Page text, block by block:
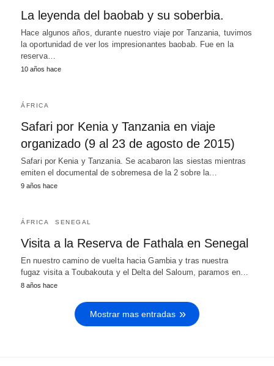
La leyenda del baobab y su soberbia.
Hace algunos años, durante nuestro viaje por Tanzania, tuvimos
la oportunidad de ver los impresionantes baobab. Fue en la
reserva…
10 años hace
ÁFRICA
Safari por Kenia y Tanzania en viaje
organizado (9 al 23 de agosto de 2015)
Safari por Kenia y Tanzania. Se acabaron las siestas mientras
emiten el documental de sobremesa de la 2 sobre la…
9 años hace
ÁFRICA SENEGAL
Visita a la Reserva de Fathala en Senegal
En nuestro camino de vuelta hacia Gambia y tras nuestra
fugaz visita a Toubakouta y el Delta del Saloum, paramos en…
8 años hace
Mostrar mas entradas